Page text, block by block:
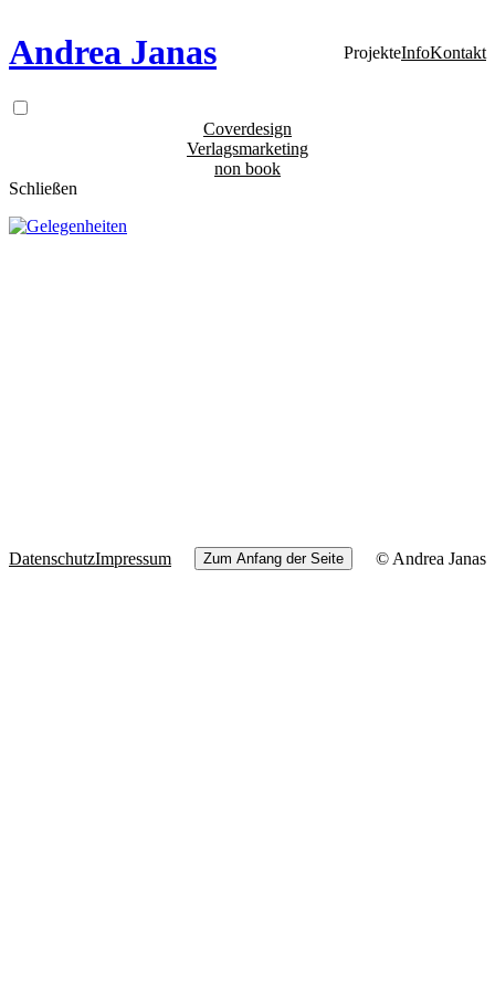
Andrea Janas ProjekteInfoKontakt
Coverdesign
Verlagsmarketing
non book
Schließen
DatenschutzImpressum Zum Anfang der Seite © Andrea Janas